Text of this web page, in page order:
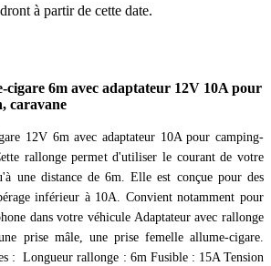
à partir de cette date.
cigare 6m avec adaptateur 12V 10A pour
caravane
12V 6m avec adaptateur 10A pour camping-
rallonge permet d'utiliser le courant de votre
une distance de 6m. Elle est conçue pour des
inférieur à 10A. Convient notamment pour
dans votre véhicule Adaptateur avec rallonge
prise mâle, une prise femelle allume-cigare.
: Longueur rallonge : 6m Fusible : 15A Tension